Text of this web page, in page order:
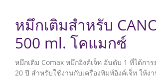
หมึกเติมสำหรับ
500 ml. โคแมกซ์
หมึกเติม Comax หมึกอิงค์เจ็ท อันดับ 1 ที่ได้กา
20 ปี สำหรับใช้งานกับเครื่องพิมพ์อิงค์เจ็ท ให้